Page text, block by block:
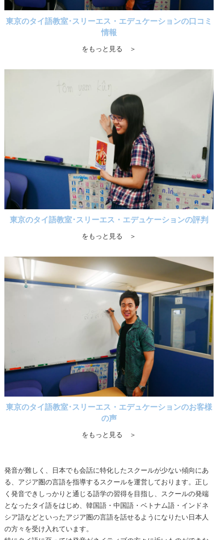
東京のタイ語教室･スリーエス・エデュケーションの口コミ
情報
をもっと見る ＞
東京のタイ語教室･スリーエス・エデュケーションの評判
をもっと見る ＞
東京のタイ語教室･スリーエス・エデュケーションのお客様
の声
をもっと見る ＞
発音が難しく、日本でも会話に特化したスクールが少ない傾向にあ
る、アジア圏の言語を指導するスクールを運営しております。正し
く発音できしっかりと通じる語学の習得を目指し、スクールの発端
となったタイ語をはじめ、韓国語・中国語・ベトナム語・インドネ
シア語などといったアジア圏の言語を話せるようになりたい日本人
の方々を受け入れています。